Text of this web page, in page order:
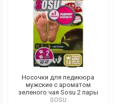
Носочки для педикюра
мужские с ароматом
зеленого чая Sosu 2 пары
SOSU